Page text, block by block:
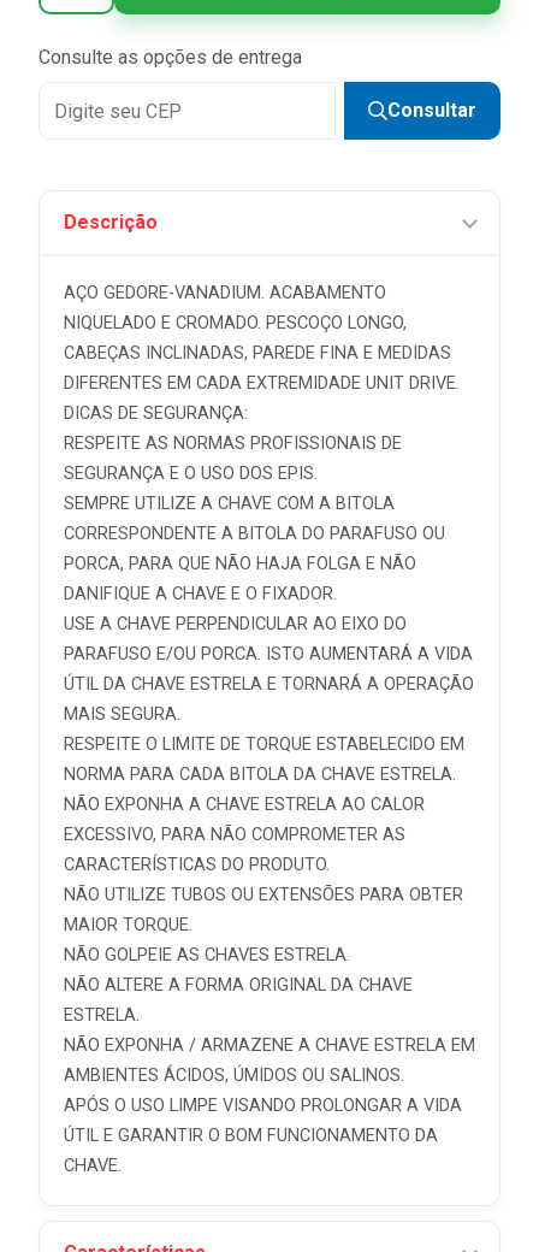
Consulte as opções de entrega
Consultar
Descrição
AÇO GEDORE-VANADIUM. ACABAMENTO
NIQUELADO E CROMADO. PESCOÇO LONGO,
CABEÇAS INCLINADAS, PAREDE FINA E MEDIDAS
DIFERENTES EM CADA EXTREMIDADE UNIT DRIVE.
DICAS DE SEGURANÇA:
RESPEITE AS NORMAS PROFISSIONAIS DE
SEGURANÇA E O USO DOS EPIS.
SEMPRE UTILIZE A CHAVE COM A BITOLA
CORRESPONDENTE A BITOLA DO PARAFUSO OU
PORCA, PARA QUE NÃO HAJA FOLGA E NÃO
DANIFIQUE A CHAVE E O FIXADOR.
USE A CHAVE PERPENDICULAR AO EIXO DO
PARAFUSO E/OU PORCA. ISTO AUMENTARÁ A VIDA
ÚTIL DA CHAVE ESTRELA E TORNARÁ A OPERAÇÃO
MAIS SEGURA.
RESPEITE O LIMITE DE TORQUE ESTABELECIDO EM
NORMA PARA CADA BITOLA DA CHAVE ESTRELA.
NÃO EXPONHA A CHAVE ESTRELA AO CALOR
EXCESSIVO, PARA NÃO COMPROMETER AS
CARACTERÍSTICAS DO PRODUTO.
NÃO UTILIZE TUBOS OU EXTENSÕES PARA OBTER
MAIOR TORQUE.
NÃO GOLPEIE AS CHAVES ESTRELA.
NÃO ALTERE A FORMA ORIGINAL DA CHAVE
ESTRELA.
NÃO EXPONHA / ARMAZENE A CHAVE ESTRELA EM
AMBIENTES ÁCIDOS, ÚMIDOS OU SALINOS.
APÓS O USO LIMPE VISANDO PROLONGAR A VIDA
ÚTIL E GARANTIR O BOM FUNCIONAMENTO DA
CHAVE.